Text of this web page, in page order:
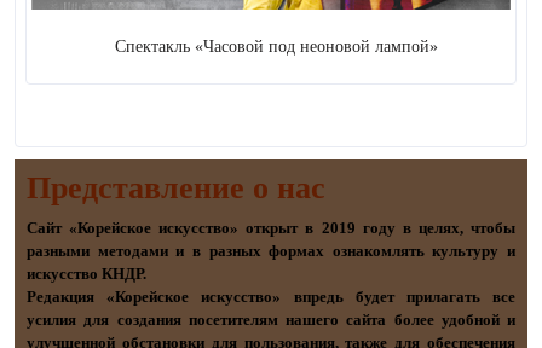
Спектакль «Часовой под неоновой лампой»
Представление о наc
Сайт «Корейское искусство» открыт в 2019 году в целях, чтобы
разными методами и в разных формах ознакомлять культуру и
искусство КНДР.
Редакция «Корейское искусство» впредь будет прилагать все
усилия для создания посетителям нашего сайта более удобной и
улучшенной обстановки для пользования, также для обеспечения